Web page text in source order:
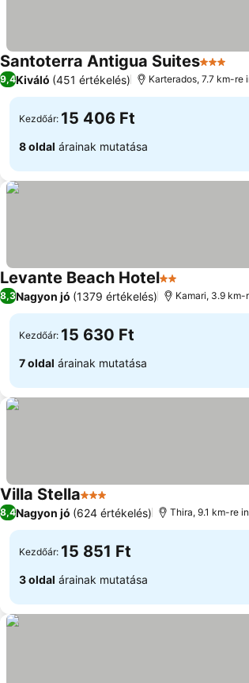
Santoterra Antigua Suites3
9,4Kiváló (451 értékelés) Karterados, 7.7 km-re
Kezdőár: 15 406 Ft
8 oldal árainak mutatása
Levante Beach Hotel2 Kategória
8,3Nagyon jó (1379 értékelés) Kamari, 3.9
Kezdőár: 15 630 Ft
7 oldal árainak mutatása
Villa Stella3 Kategória
8,4Nagyon jó (624 értékelés) Thira, 9.1 km-re
Kezdőár: 15 851 Ft
3 oldal árainak mutatása